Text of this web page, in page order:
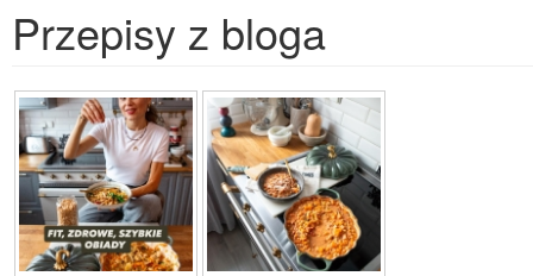
Przepisy z bloga